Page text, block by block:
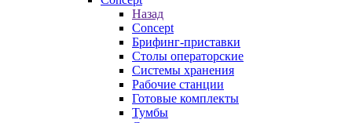
Назад
Concept
Брифинг-приставки
Столы операторские
Системы хранения
Рабочие станции
Готовые комплекты
Тумбы